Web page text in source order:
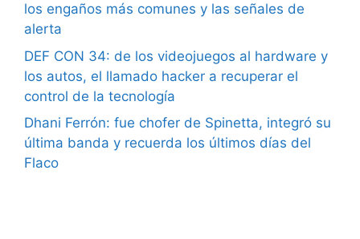
los engaños más comunes y las señales de
alerta
DEF CON 34: de los videojuegos al hardware y
los autos, el llamado hacker a recuperar el
control de la tecnología
Dhani Ferrón: fue chofer de Spinetta, integró su
última banda y recuerda los últimos días del
Flaco